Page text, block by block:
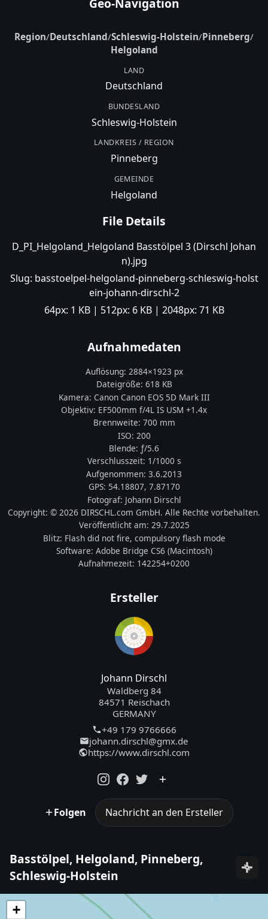
Region/Deutschland/Schleswig-Holstein/Pinneberg/
Helgoland
LAND
Deutschland
BUNDESLAND
Schleswig-Holstein
LANDKREIS / REGION
Pinneberg
GEMEINDE
Helgoland
File Details
D_PI_Helgoland_Helgoland Basstölpel 3 (Dirschl Johan
n).jpg
Slug: basstoelpel-helgoland-pinneberg-schleswig-holst
ein-johann-dirschl-2
64px: 1 KB| 512px: 6 KB| 2048px: 71 KB
Aufnahmedaten
Auflösung: 2884×1923 px
Dateigröße: 618 KB
Kamera: CanonCanon EOS 5D Mark III
Objektiv: EF500mm f/4L IS USM +1.4x
Brennweite: 700 mm
ISO: 200
Blende: ƒ/5.6
Verschlusszeit: 1/1000 s
Aufgenommen: 3.6.2013
GPS: 54.18807, 7.87170
Fotograf: Johann Dirschl
Copyright: © 2026 DIRSCHL.com GmbH. Alle Rechte vorbehalten.
Veröffentlicht am: 29.7.2025
Blitz: Flash did not fire, compulsory flash mode
Software: Adobe Bridge CS6 (Macintosh)
Aufnahmezeit: 142254+0200
Ersteller
Johann Dirschl
Waldberg 84
84571 Reischach
GERMANY
+49 179 9766666
johann.dirschl@gmx.de
https://www.dirschl.com
Folgen Nachricht an den Ersteller
Basstölpel, Helgoland, Pinneberg,
Schleswig-Holstein
+